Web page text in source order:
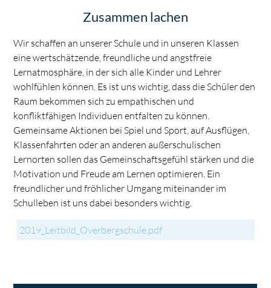
Zusammen lachen
Wir schaffen an unserer Schule und in unseren Klassen
eine wertschätzende, freundliche und angstfreie
Lernatmosphäre, in der sich alle Kinder und Lehrer
wohlfühlen können. Es ist uns wichtig, dass die Schüler den
Raum bekommen sich zu empathischen und
konfliktfähigen Individuen entfalten zu können.
Gemeinsame Aktionen bei Spiel und Sport, auf Ausflügen,
Klassenfahrten oder an anderen außerschulischen
Lernorten sollen das Gemeinschaftsgefühl stärken und die
Motivation und Freude am Lernen optimieren. Ein
freundlicher und fröhlicher Umgang miteinander im
Schulleben ist uns dabei besonders wichtig.
2019_Leitbild_Overbergschule.pdf